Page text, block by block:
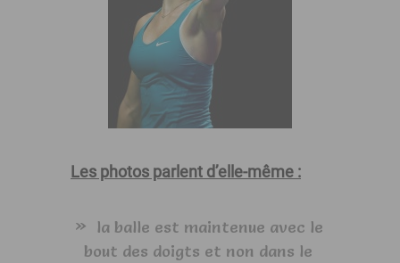
Les photos parlent d’elle-même :
la balle est maintenue avec le
bout des doigts et non dans le